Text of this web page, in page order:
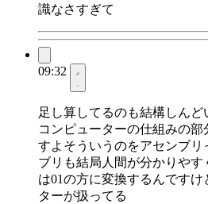
識なさすぎて
09:32
足し算してるのも結構しん
コンピューターの仕組みの
すよそういうのをアセンブ
ブリも結局人間が分かりや
は01の方に変換するんです
ターが扱ってる